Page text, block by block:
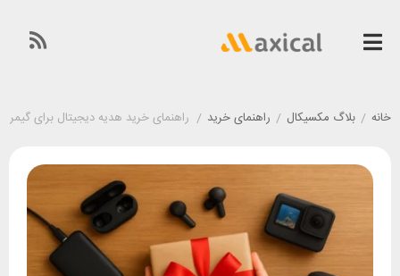
خانه / بلاگ مکسیکال / راهنمای خرید / راهنمای خرید هدیه دیجیتال برای